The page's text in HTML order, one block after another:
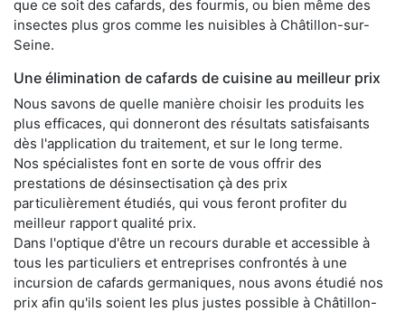
que ce soit des cafards, des fourmis, ou bien même des
insectes plus gros comme les nuisibles à Châtillon-sur-
Seine.
Une élimination de cafards de cuisine au meilleur prix
Nous savons de quelle manière choisir les produits les
plus efficaces, qui donneront des résultats satisfaisants
dès l'application du traitement, et sur le long terme.
Nos spécialistes font en sorte de vous offrir des
prestations de désinsectisation çà des prix
particulièrement étudiés, qui vous feront profiter du
meilleur rapport qualité prix.
Dans l'optique d'être un recours durable et accessible à
tous les particuliers et entreprises confrontés à une
incursion de cafards germaniques, nous avons étudié nos
prix afin qu'ils soient les plus justes possible à Châtillon-